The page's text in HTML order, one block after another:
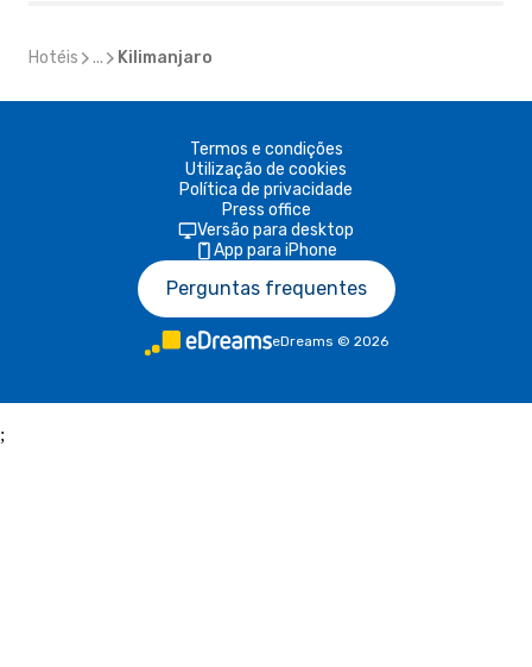
Hotéis ... Kilimanjaro
Termos e condições
Utilização de cookies
Política de privacidade
Press office
Versão para desktop
App para iPhone
Perguntas frequentes
eDreams © 2026
;